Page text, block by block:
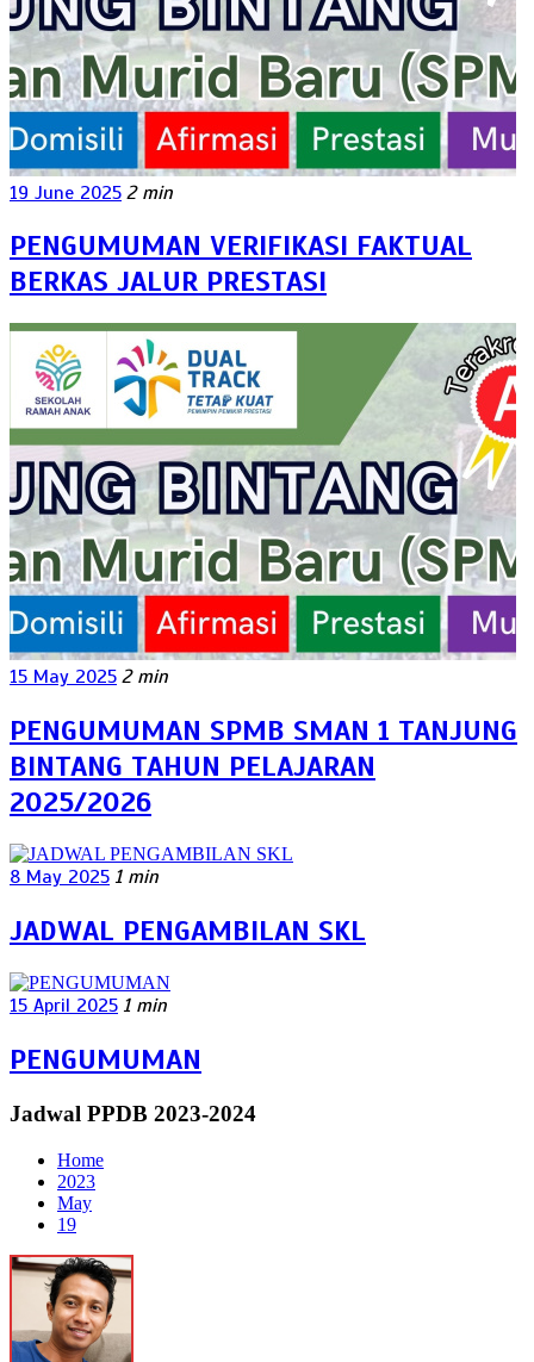
19 June 2025 2 min
PENGUMUMAN VERIFIKASI FAKTUAL
BERKAS JALUR PRESTASI
15 May 2025 2 min
PENGUMUMAN SPMB SMAN 1 TANJUNG
BINTANG TAHUN PELAJARAN
2025/2026
8 May 2025 1 min
JADWAL PENGAMBILAN SKL
15 April 2025 1 min
PENGUMUMAN
Jadwal PPDB 2023-2024
Home
2023
May
19